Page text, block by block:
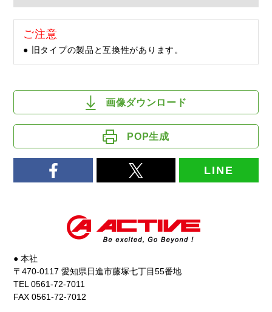
ご注意
● 旧タイプの製品と互換性があります。
画像ダウンロード
POP生成
LINE
● 本社
〒470-0117 愛知県日進市藤塚七丁目55番地
TEL 0561-72-7011
FAX 0561-72-7012